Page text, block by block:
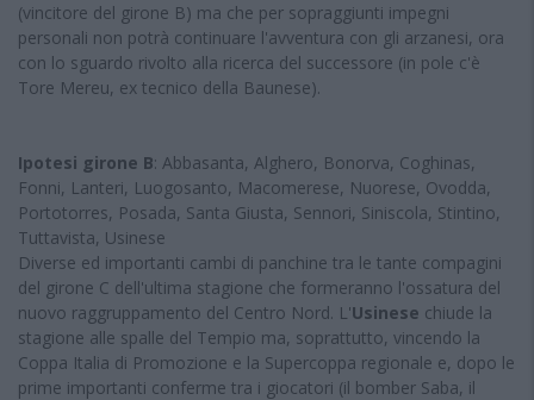
(vincitore del girone B) ma che per sopraggiunti impegni
personali non potrà continuare l'avventura con gli arzanesi, ora
con lo sguardo rivolto alla ricerca del successore (in pole c'è
Tore Mereu, ex tecnico della Baunese).
Ipotesi girone B: Abbasanta, Alghero, Bonorva, Coghinas,
Fonni, Lanteri, Luogosanto, Macomerese, Nuorese, Ovodda,
Portotorres, Posada, Santa Giusta, Sennori, Siniscola, Stintino,
Tuttavista, Usinese
Diverse ed importanti cambi di panchine tra le tante compagini
del girone C dell'ultima stagione che formeranno l'ossatura del
nuovo raggruppamento del Centro Nord. L'Usinese chiude la
stagione alle spalle del Tempio ma, soprattutto, vincendo la
Coppa Italia di Promozione e la Supercoppa regionale e, dopo le
prime importanti conferme tra i giocatori (il bomber Saba, il